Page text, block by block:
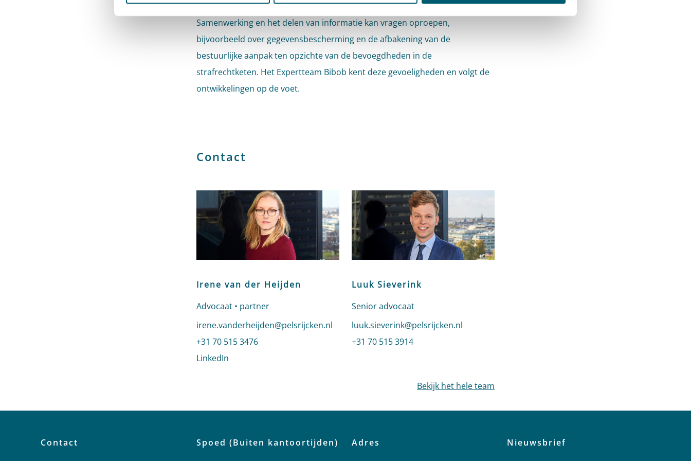
Samenwerking en het delen van informatie kan vragen oproepen,
bijvoorbeeld over gegevensbescherming en de afbakening van de
bestuurlijke aanpak ten opzichte van de bevoegdheden in de
strafrechtketen. Het Expertteam Bibob kent deze gevoeligheden en volgt de
ontwikkelingen op de voet.
Contact
Irene van der Heijden
Advocaat • partner
Stuur een e-mail naar Irene van der Heijden
irene.vanderheijden@pelsrijcken.nl
Bel naar Irene van der Heijden
+31 70 515 3476
LinkedIn
Luuk Sieverink
Senior advocaat
Stuur een e-mail naar Luuk Sieverink
luuk.sieverink@pelsrijcken.nl
Bel naar Luuk Sieverink
+31 70 515 3914
Bekijk het hele team
Contact Spoed (Buiten kantoortijden) Adres Nieuwsbrief